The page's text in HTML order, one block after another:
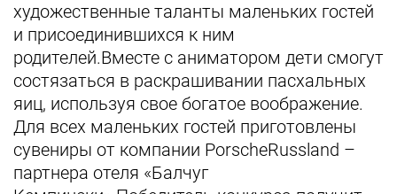
художественные таланты маленьких гостей
и присоединившихся к ним
родителей.Вместе с аниматором дети смогут
состязаться в раскрашивании пасхальных
яиц, используя свое богатое воображение.
Для всех маленьких гостей приготовлены
сувениры от компании PorscheRussland –
партнера отеля «Балчуг